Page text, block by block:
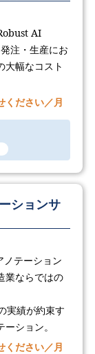
AI
注・生産にお
大幅なコスト
ください／月
ションサ
ノテーション
業ならではの
実績が約束す
ション。
ください／月